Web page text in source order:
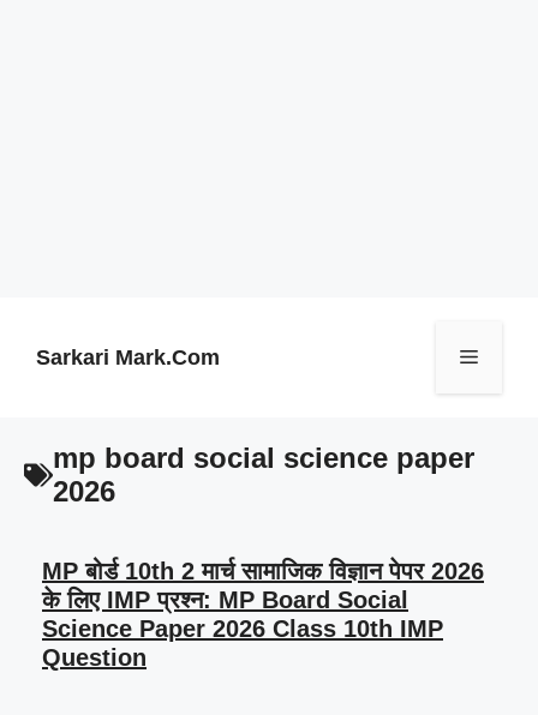
Sarkari Mark.Com Menu
mp board social science paper
2026
MP बोर्ड 10th 2 मार्च सामाजिक विज्ञान पेपर 2026
के लिए IMP प्रश्न: MP Board Social
Science Paper 2026 Class 10th IMP
Question